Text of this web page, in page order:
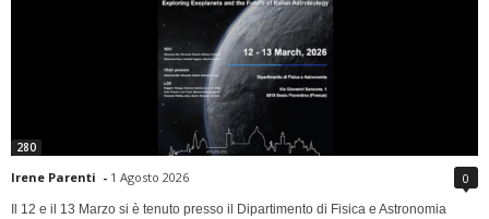
280
Irene Parenti - 1 Agosto 2026 0
Il 12 e il 13 Marzo si è tenuto presso il Dipartimento di Fisica e Astronomia